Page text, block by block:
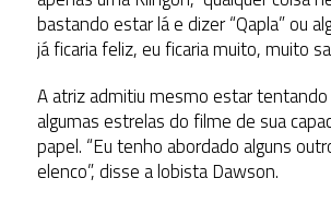
bastando estar lá e dizer “Qapla” ou
já ficaria feliz, eu ficaria muito, muito
A atriz admitiu mesmo estar
algumas estrelas do filme de sua
papel. “Eu tenho abordado alguns
elenco”, disse a lobista Dawson.